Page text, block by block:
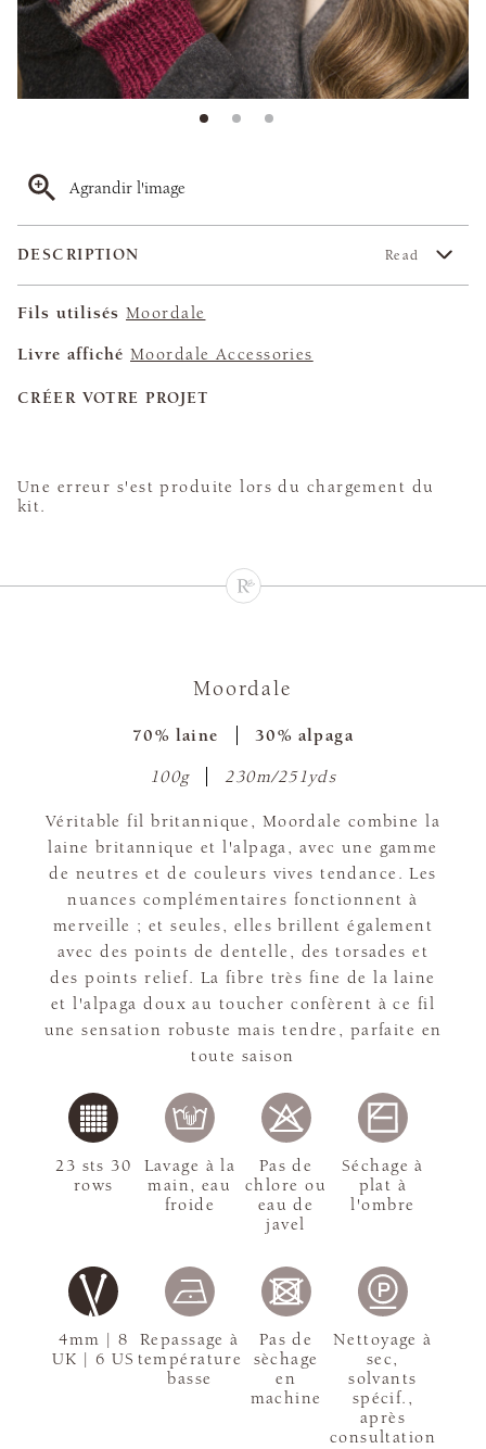
Agrandir l'image
DESCRIPTION Read
Fils utilisés Moordale
Livre affiché Moordale Accessories
CRÉER VOTRE PROJET
Une erreur s'est produite lors du chargement du
kit.
Moordale
70% laine 30% alpaga
100g 230m/251yds
Véritable fil britannique, Moordale combine la
laine britannique et l'alpaga, avec une gamme
de neutres et de couleurs vives tendance. Les
nuances complémentaires fonctionnent à
merveille ; et seules, elles brillent également
avec des points de dentelle, des torsades et
des points relief. La fibre très fine de la laine
et l'alpaga doux au toucher confèrent à ce fil
une sensation robuste mais tendre, parfaite en
toute saison
4mm | 8
UK | 6 US
23 sts 30
rows
Lavage à la
main, eau
froide
Pas de
chlore ou
eau de
javel
Séchage à
plat à
l'ombre
Repassage à
température
basse
Pas de
sèchage
en
machine
Nettoyage à
sec,
solvants
spécif.,
après
consultation